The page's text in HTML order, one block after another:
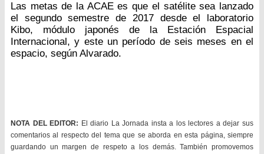
Las metas de la ACAE es que el satélite sea lanzado
el segundo semestre de 2017 desde el laboratorio
Kibo, módulo japonés de la Estación Espacial
Internacional, y este un período de seis meses en el
espacio, según Alvarado.
NOTA DEL EDITOR: El diario La Jornada insta a los lectores a dejar sus
comentarios al respecto del tema que se aborda en esta página, siempre
guardando un margen de respeto a los demás. También promovemos